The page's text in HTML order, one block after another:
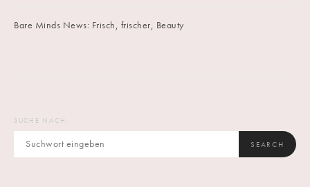
Bare Minds News: Frisch, frischer, Beauty
SUCHE NACH:
SEARCH